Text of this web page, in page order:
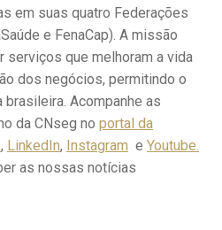
em suas quatro Federações
e FenaCap). A missão
serviços que melhoram a vida
dos negócios, permitindo o
Acompanhe as
da CNseg no portal da
, LinkedIn, Instagram e Youtube.
as nossas notícias